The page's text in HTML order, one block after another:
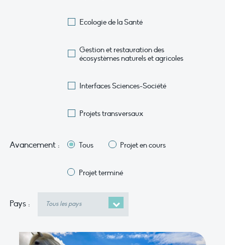
Ecologie de la Santé
Gestion et restauration des
écosystèmes naturels et agricoles
Interfaces Sciences-Société
Projets transversaux
Avancement : Tous Projet en cours
Projet terminé
Pays :